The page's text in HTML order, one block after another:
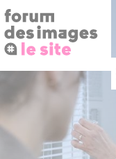
au
contenu
principal